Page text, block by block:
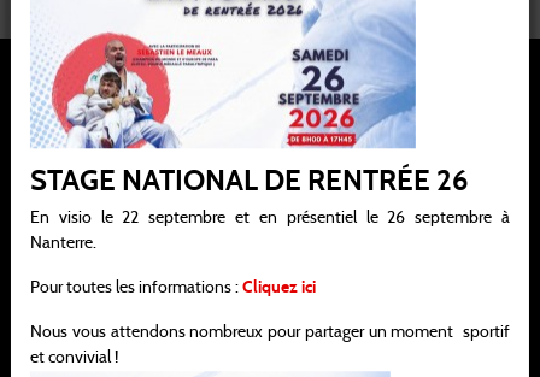
Ligue Ile-de-France de judo, jujitsu, kendo et disciplines associées
Siège social : 21 / 25 avenue de la Porte de Châtillon 75014 PARIS
Bureau : 138 rue Salvador Allende 92000 NANTERRE
infos@idf-ffjudo.com
STAGE NATIONAL DE RENTRÉE 26
En visio le 22 septembre et en présentiel le 26 septembre à
Nanterre.
Pour toutes les informations : Cliquez ici
Nous vous attendons nombreux pour partager un moment sportif
et convivial !